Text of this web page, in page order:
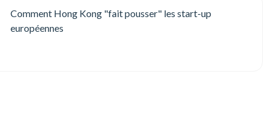
Comment Hong Kong "fait pousser" les start-up
européennes